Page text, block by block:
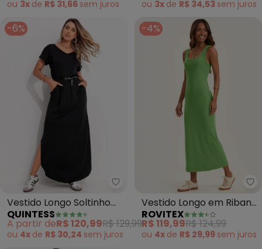
ou 3x de R$ 31,66 sem juros ou 3x de R$ 34,53 sem juros
-6%
Quintess - Vestido Longo
Vestido Longo Soltinho
com Fenda (Preto)
QUINTESS
A partir deR$ 120,99R$ 129,99
ou 4x de R$ 30,24 sem juros
-4%
Vestido Longo em Ribana
(Verde)
ROVITEX
R$ 119,99R$ 124,99
ou 4x de R$ 29,99 sem juros